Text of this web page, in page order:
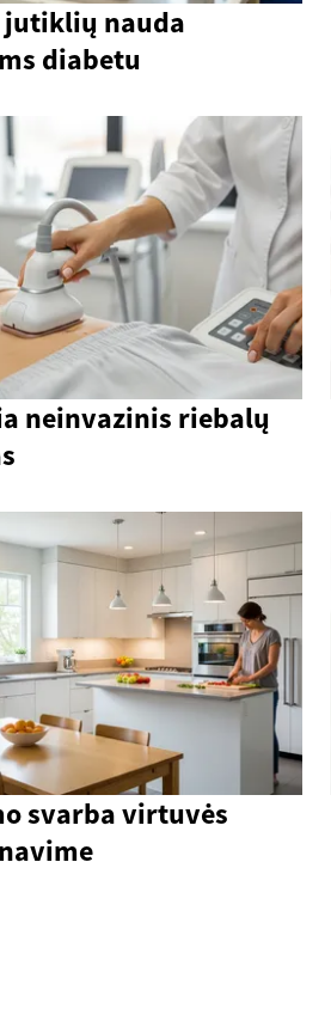
jutiklių nauda
diabetu
neinvazinis riebalų
svarba virtuvės